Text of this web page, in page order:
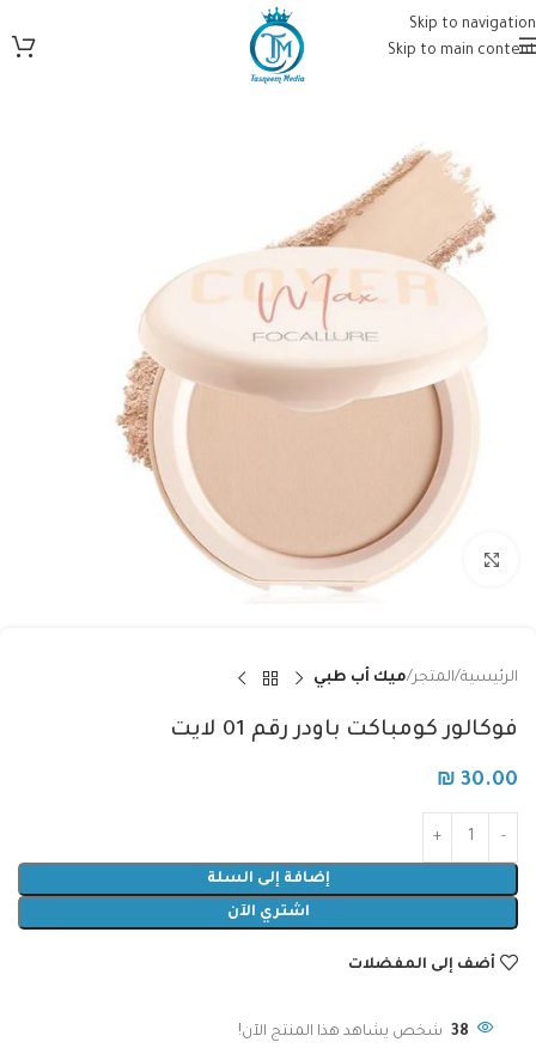
Skip to navigation
Skip to main content
Click to enlarge
الرئيسية المتجر ميك أب طبي
فوكالور كومباكت باودر رقم 01 لايت
₪ 30.00
إضافة إلى السلة
اشتري الآن
أضف إلى المفضلات
38 شخص يشاهد هذا المنتج الآن!